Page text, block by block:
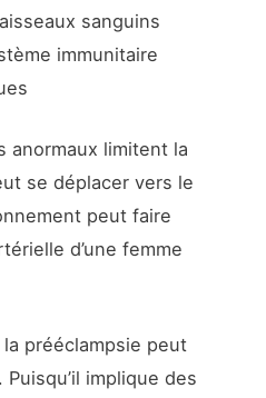
sanguins
immunitaire
anormaux limitent la
se déplacer vers le
peut faire
d’une femme
la prééclampsie peut
implique des